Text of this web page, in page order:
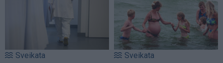
Sveikata Sveikata